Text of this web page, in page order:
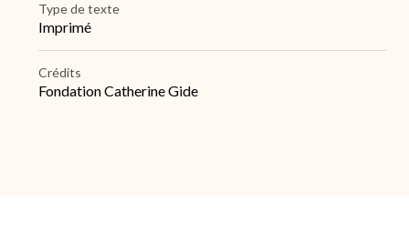
Type de texte
Imprimé
Crédits
Fondation Catherine Gide